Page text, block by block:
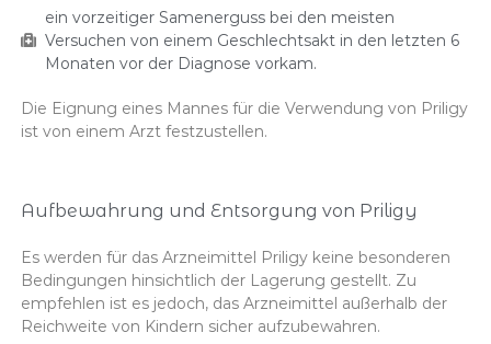
ein vorzeitiger Samenerguss bei den meisten
Versuchen von einem Geschlechtsakt in den letzten 6
Monaten vor der Diagnose vorkam.
Die Eignung eines Mannes für die Verwendung von Priligy
ist von einem Arzt festzustellen.
Aufbewahrung und Entsorgung von Priligy
Es werden für das Arzneimittel Priligy keine besonderen
Bedingungen hinsichtlich der Lagerung gestellt. Zu
empfehlen ist es jedoch, das Arzneimittel außerhalb der
Reichweite von Kindern sicher aufzubewahren.